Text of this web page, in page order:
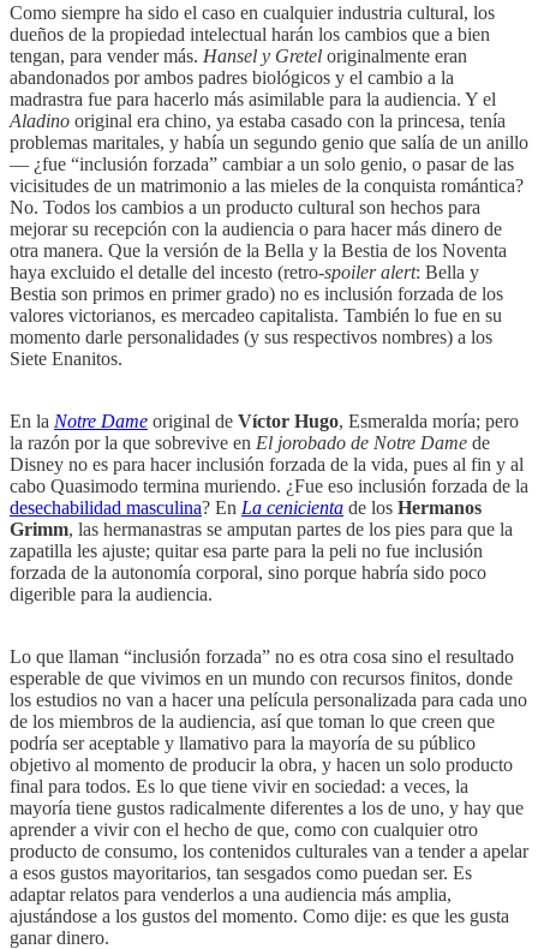
Como siempre ha sido el caso en cualquier industria cultural, los
dueños de la propiedad intelectual harán los cambios que a bien
tengan, para vender más. Hansel y Gretel originalmente eran
abandonados por ambos padres biológicos y el cambio a la
madrastra fue para hacerlo más asimilable para la audiencia. Y el
Aladino original era chino, ya estaba casado con la princesa, tenía
problemas maritales, y había un segundo genio que salía de un anillo
— ¿fue “inclusión forzada” cambiar a un solo genio, o pasar de las
vicisitudes de un matrimonio a las mieles de la conquista romántica?
No. Todos los cambios a un producto cultural son hechos para
mejorar su recepción con la audiencia o para hacer más dinero de
otra manera. Que la versión de la Bella y la Bestia de los Noventa
haya excluido el detalle del incesto (retro-spoiler alert: Bella y
Bestia son primos en primer grado) no es inclusión forzada de los
valores victorianos, es mercadeo capitalista. También lo fue en su
momento darle personalidades (y sus respectivos nombres) a los
Siete Enanitos.
En la Notre Dame original de Víctor Hugo, Esmeralda moría; pero
la razón por la que sobrevive en El jorobado de Notre Dame de
Disney no es para hacer inclusión forzada de la vida, pues al fin y al
cabo Quasimodo termina muriendo. ¿Fue eso inclusión forzada de la
desechabilidad masculina? En La cenicienta de los Hermanos
Grimm, las hermanastras se amputan partes de los pies para que la
zapatilla les ajuste; quitar esa parte para la peli no fue inclusión
forzada de la autonomía corporal, sino porque habría sido poco
digerible para la audiencia.
Lo que llaman “inclusión forzada” no es otra cosa sino el resultado
esperable de que vivimos en un mundo con recursos finitos, donde
los estudios no van a hacer una película personalizada para cada uno
de los miembros de la audiencia, así que toman lo que creen que
podría ser aceptable y llamativo para la mayoría de su público
objetivo al momento de producir la obra, y hacen un solo producto
final para todos. Es lo que tiene vivir en sociedad: a veces, la
mayoría tiene gustos radicalmente diferentes a los de uno, y hay que
aprender a vivir con el hecho de que, como con cualquier otro
producto de consumo, los contenidos culturales van a tender a apelar
a esos gustos mayoritarios, tan sesgados como puedan ser. Es
adaptar relatos para venderlos a una audiencia más amplia,
ajustándose a los gustos del momento. Como dije: es que les gusta
ganar dinero.